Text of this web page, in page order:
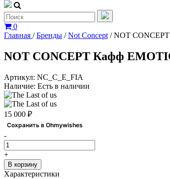
0
Главная /Бренды /Not Concept /NOT
NOT CONCEPT Кафф
Артикул: NC_C_E_FIA
Наличие: Есть в наличии
15 000 ₽
Сохранить в Ohmywishes
-
+
В корзину
Характеристики